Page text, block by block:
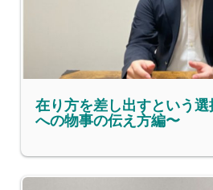
在り方を差し出すという
への物事の伝え方編〜